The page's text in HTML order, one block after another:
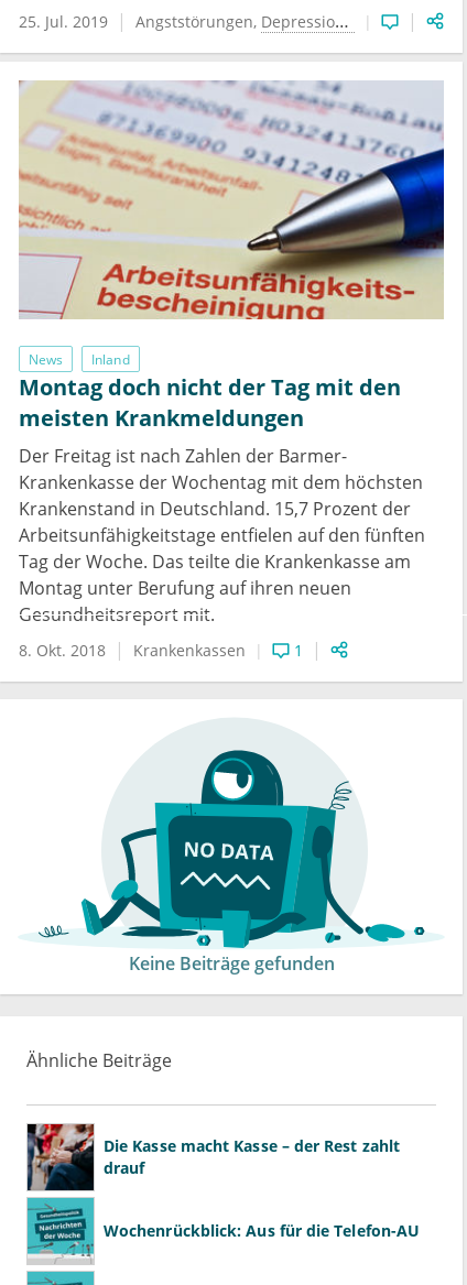
25. Jul. 2019 Angststörungen Depressionen
News Inland
Montag doch nicht der Tag mit den
meisten Krankmeldungen
Der Freitag ist nach Zahlen der Barmer-
Krankenkasse der Wochentag mit dem höchsten
Krankenstand in Deutschland. 15,7 Prozent der
Arbeitsunfähigkeitstage entfielen auf den fünften
Tag der Woche. Das teilte die Krankenkasse am
Montag unter Berufung auf ihren neuen
Gesundheitsreport mit.
8. Okt. 2018 Krankenkassen 1
Keine Beiträge gefunden
Ähnliche Beiträge
Die Kasse macht Kasse – der Rest zahlt
drauf
Wochenrückblick: Aus für die Telefon-AU